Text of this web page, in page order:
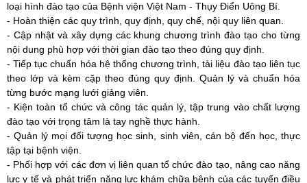
loại hình đào tạo của Bệnh viện Việt Nam - Thụy Điển Uông Bí.
- Hoàn thiện các quy trình, quy định, quy chế, nội quy liên quan.
- Cập nhật và xây dựng các khung chương trình đào tạo cho từng
nội dung phù hợp với thời gian đào tạo theo đúng quy định.
-Tiếp tục chuẩn hóa hệ thống chương trình, tài liệu đào tạo liên tục
theo lớp và kèm cặp theo đúng quy định. Quản lý và chuẩn hóa
từng bước mạng lưới giảng viên.
- Kiệntoàn tổ chức và công tác quản lý, tập trung vào chất lượng
đào tạo với trọng tâm là tay nghề thực hành.
- Quản lý mọi đối tượng học sinh, sinh viên, cán bộ đến học, thực
tập tại bệnh viện.
- Phối hợp với các đơn vị liên quan tổ chức đào tạo, nâng cao năng
lực y tế và phát triển năng lực khám chữa bệnh của các tuyến điều